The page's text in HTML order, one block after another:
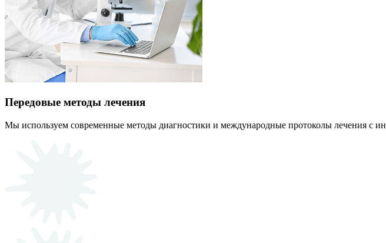
Передовые методы лечения
Мы используем современные методы диагностики и международные протоколы лечения с